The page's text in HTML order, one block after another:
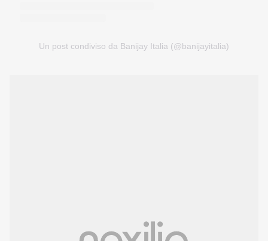
Un post condiviso da Banijay Italia (@banijayitalia)